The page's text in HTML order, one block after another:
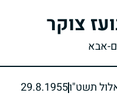
צוקר
אבא
תשט"ו29.8.1955